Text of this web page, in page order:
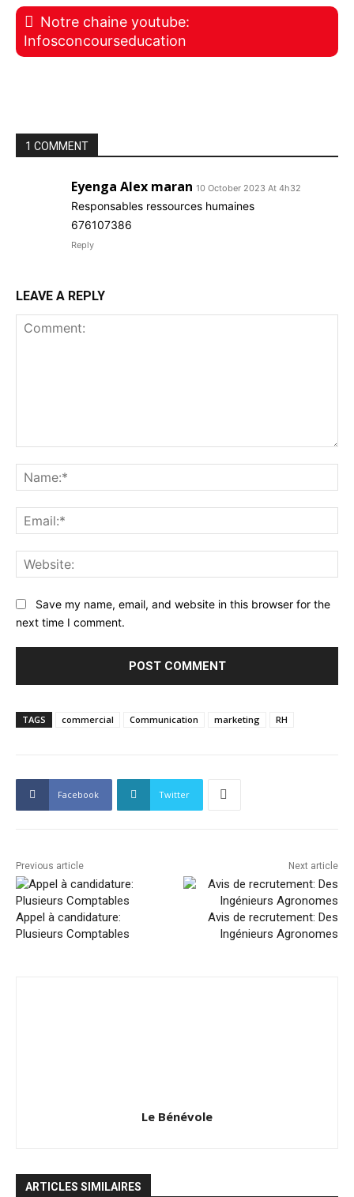
Notre chaine youtube:
Infosconcourseducation
1 COMMENT
Eyenga Alex maran 10 October 2023 At 4h32
Responsables ressources humaines
676107386
Reply
LEAVE A REPLY
Save my name, email, and website in this browser for the
next time I comment.
TAGS commercial Communication marketing RH
Facebook Twitter
Previous article
Appel à candidature:
Plusieurs Comptables
Next article
Avis de recrutement: Des
Ingénieurs Agronomes
Le Bénévole
ARTICLES SIMILAIRES